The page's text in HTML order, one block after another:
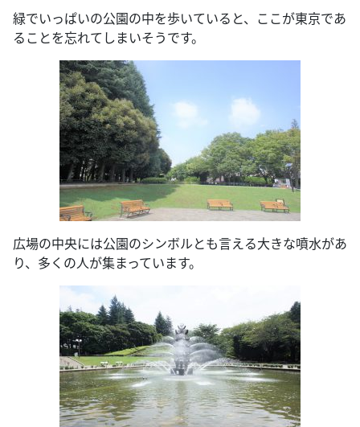
緑でいっぱいの公園の中を歩いていると、ここが東京であ
ることを忘れてしまいそうです。
広場の中央には公園のシンボルとも言える大きな噴水があ
り、多くの人が集まっています。